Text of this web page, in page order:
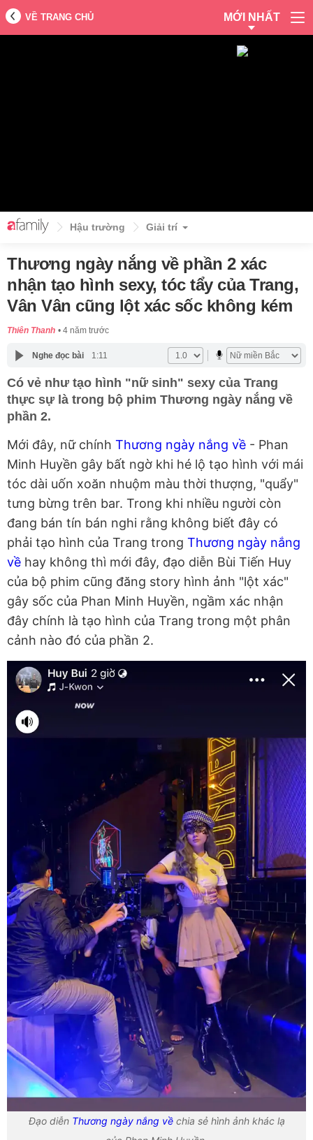
VỀ TRANG CHỦ MỚI NHẤT
Hậu trường Giải trí
Thương ngày nắng về phần 2 xác
nhận tạo hình sexy, tóc tẩy của Trang,
Vân Vân cũng lột xác sốc không kém
Thiên Thanh 4 năm trước
Nghe đọc bài 1:11
Có vẻ như tạo hình "nữ sinh" sexy của Trang
thực sự là trong bộ phim Thương ngày nắng về
phần 2.
Mới đây, nữ chính Thương ngày nắng về - Phan
Minh Huyền gây bất ngờ khi hé lộ tạo hình với mái
tóc dài uốn xoăn nhuộm màu thời thượng, "quẩy"
tưng bừng trên bar. Trong khi nhiều người còn
đang bán tín bán nghi rằng không biết đây có
phải tạo hình của Trang trong Thương ngày nắng
về hay không thì mới đây, đạo diễn Bùi Tiến Huy
của bộ phim cũng đăng story hình ảnh "lột xác"
gây sốc của Phan Minh Huyền, ngầm xác nhận
đây chính là tạo hình của Trang trong một phân
cảnh nào đó của phần 2.
Đạo diễn Thương ngày nắng vềchia sẻ hình ảnh khác lạ